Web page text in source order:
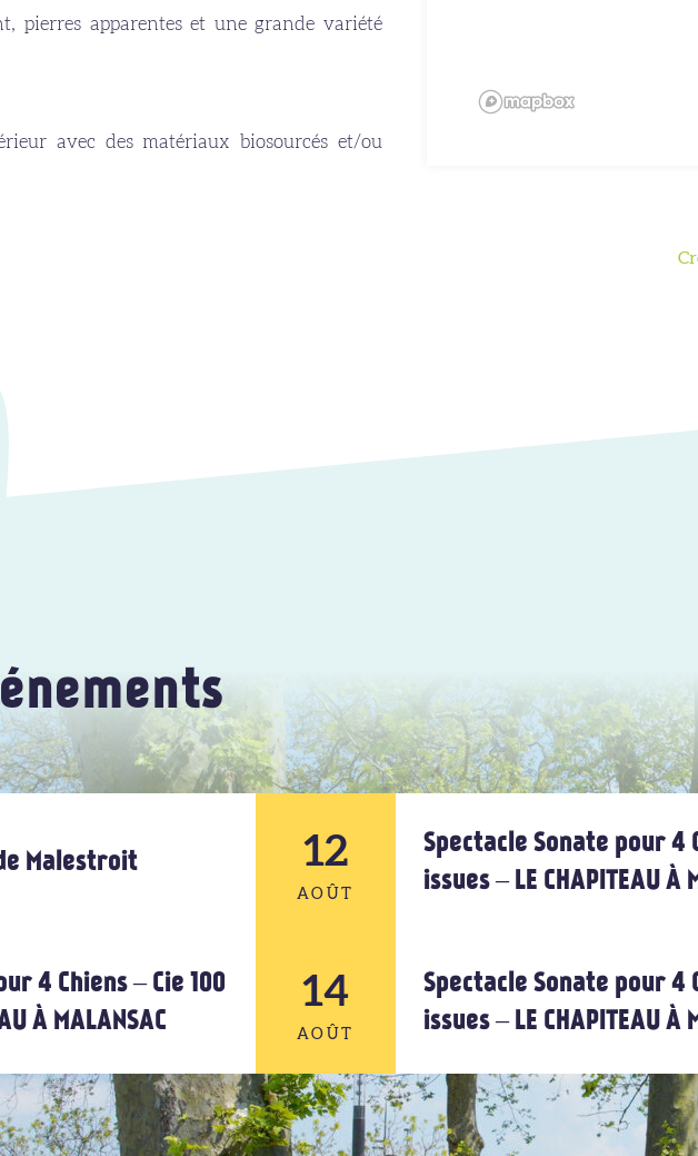
pierres apparentes et une grande variété
avec des matériaux biosourcés et/ou
Malestroit 12
AOÛT
12
AOÛT
Spectacle Sonate pour 4
issues – LE CHAPITEAU À
4 Chiens – Cie 100
À MALANSAC
14
AOÛT
14
Spectacle Sonate pour 4
issues – LE CHAPITEAU À